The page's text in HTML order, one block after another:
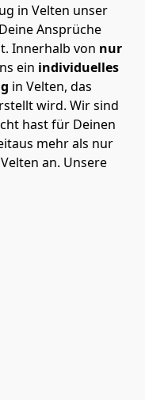
in Velten unser
Ansprüche
Innerhalb von nur
ein individuelles
in Velten, das
wird. Wir sind
hast für Deinen
mehr als nur
an. Unsere